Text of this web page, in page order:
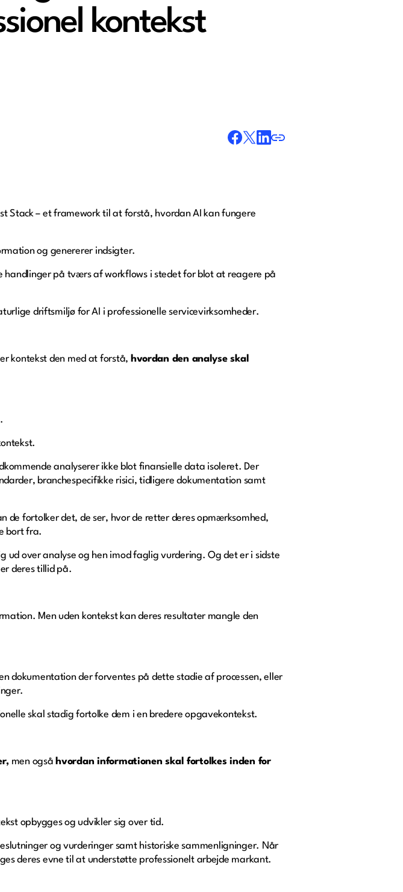
kontekst
Stack – et framework til at forstå, hvordan AI kan fungere
og genererer indsigter.
handlinger på tværs af workflows i stedet for blot at reagere på
driftsmiljø for AI i professionelle servicevirksomheder.
kontekst den med at forstå, hvordan den analyse skal
analyserer ikke blot finansielle data isoleret. Der
branchespecifikke risici, tidligere dokumentation samt
de fortolker det, de ser, hvor de retter deres opmærksomhed,
bort fra.
ud over analyse og hen imod faglig vurdering. Og det er i sidste
deres tillid på.
Men uden kontekst kan deres resultater mangle den
dokumentation der forventes på dette stadie af processen, eller
skal stadig fortolke dem i en bredere opgavekontekst.
men også hvordan informationen skal fortolkes inden for
opbygges og udvikler sig over tid.
og vurderinger samt historiske sammenligninger. Når
deres evne til at understøtte professionelt arbejde markant.